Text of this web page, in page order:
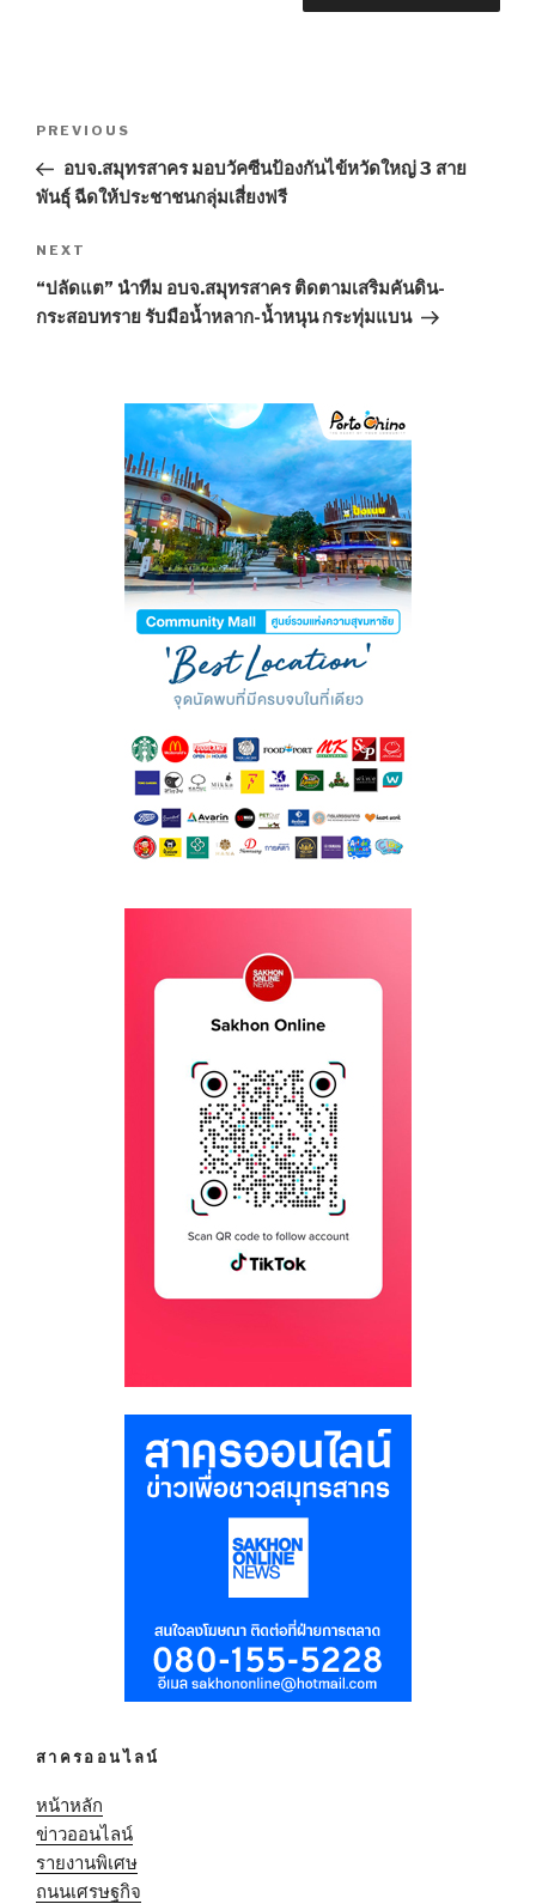
Post
Previous
Post
PREVIOUS
อบจ.สมุทรสาคร มอบวัคซีนป้องกันไข้หวัดใหญ่ 3 สาย
พันธุ์ ฉีดให้ประชาชนกลุ่มเสี่ยงฟรี
Next
Post
NEXT
“ปลัดแต” นำทีม อบจ.สมุทรสาคร ติดตามเสริมคันดิน-
กระสอบทราย รับมือน้ำหลาก-น้ำหนุน กระทุ่มแบน
สาครออนไลน์
หน้าหลัก
ข่าวออนไลน์
รายงานพิเศษ
ถนนเศรษฐกิจ